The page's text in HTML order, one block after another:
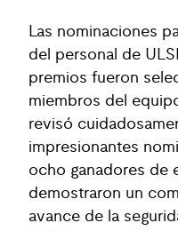
Las nominaciones
del personal de
premios fueron
miembros del
revisó
impresionantes
ocho ganadores de
demostraron un
avance de la